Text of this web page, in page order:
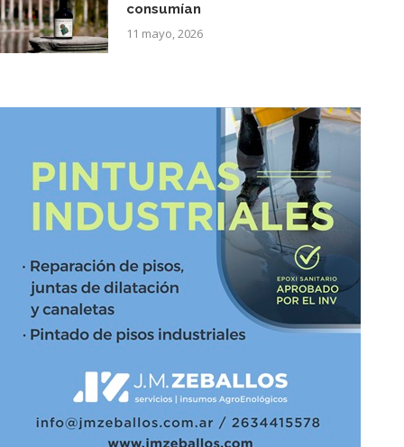
consumían
11 mayo, 2026